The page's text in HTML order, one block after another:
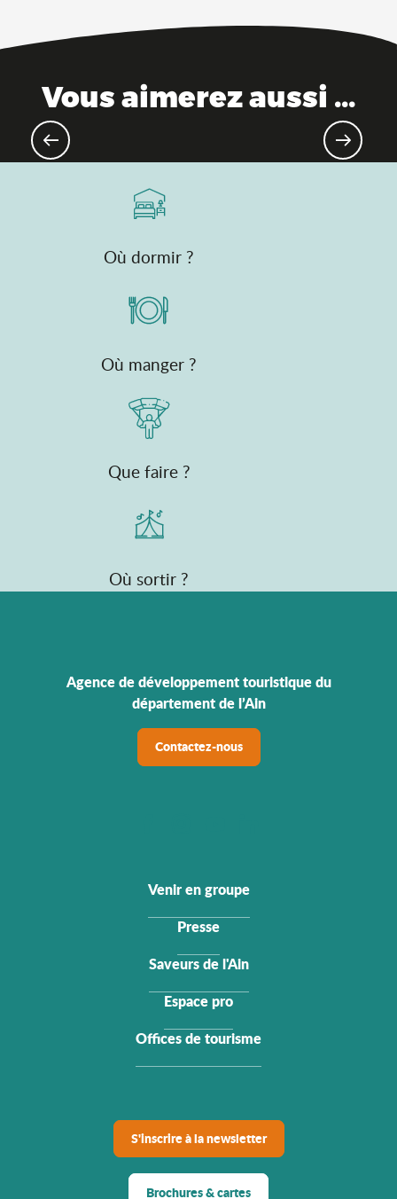
Vous aimerez aussi ...
Produits emblématiques de l’Ain
Où dormir ?
Où manger ?
Que faire ?
Où sortir ?
Agence de développement touristique du
département de l’Ain
Contactez-nous
Venir en groupe
Presse
Saveurs de l'Ain
Espace pro
Offices de tourisme
S'inscrire à la newsletter
Brochures & cartes